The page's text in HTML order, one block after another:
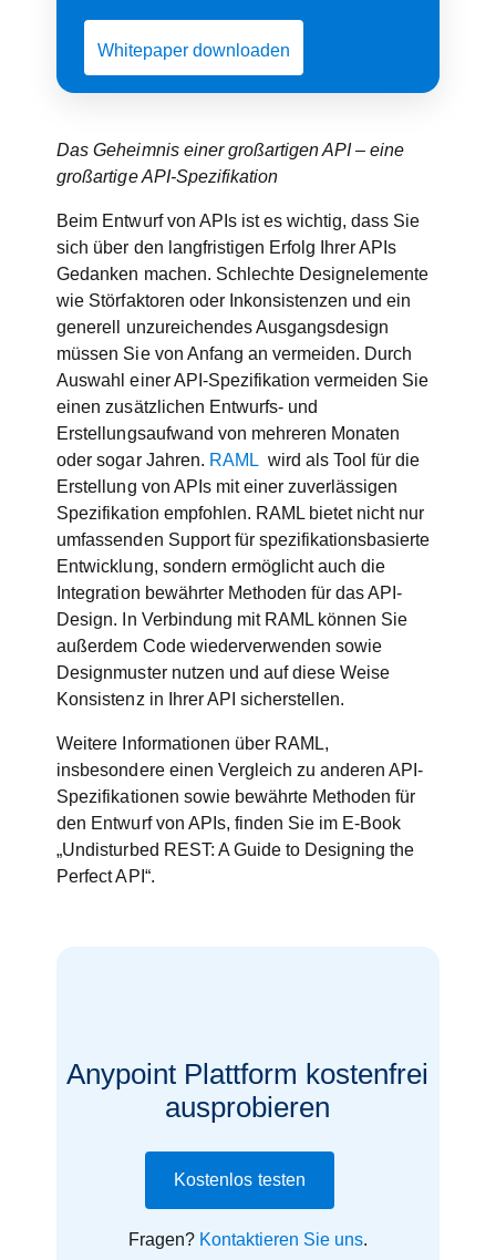
Whitepaper downloaden
Das Geheimnis einer großartigen API – eine
großartige API-Spezifikation
Beim Entwurf von APIs ist es wichtig, dass Sie
sich über den langfristigen Erfolg Ihrer APIs
Gedanken machen. Schlechte Designelemente
wie Störfaktoren oder Inkonsistenzen und ein
generell unzureichendes Ausgangsdesign
müssen Sie von Anfang an vermeiden. Durch
Auswahl einer API-Spezifikation vermeiden Sie
einen zusätzlichen Entwurfs- und
Erstellungsaufwand von mehreren Monaten
oder sogar Jahren. RAMLwird als Tool für die
Erstellung von APIs mit einer zuverlässigen
Spezifikation empfohlen. RAML bietet nicht nur
umfassenden Support für spezifikationsbasierte
Entwicklung, sondern ermöglicht auch die
Integration bewährter Methoden für das API-
Design. In Verbindung mit RAML können Sie
außerdem Code wiederverwenden sowie
Designmuster nutzen und auf diese Weise
Konsistenz in Ihrer API sicherstellen.
Weitere Informationen über RAML,
insbesondere einen Vergleich zu anderen API-
Spezifikationen sowie bewährte Methoden für
den Entwurf von APIs, finden Sie im E-Book
„Undisturbed REST: A Guide to Designing the
Perfect API“.
Anypoint Plattform kostenfrei
ausprobieren
Kostenlos testen
Fragen? Kontaktieren Sie uns.